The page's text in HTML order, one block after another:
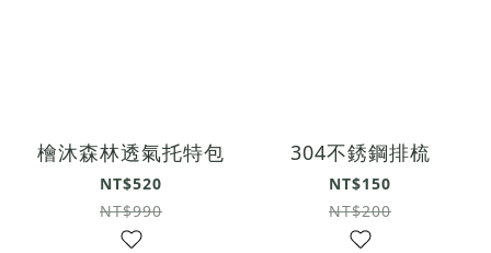
檜沐森林透氣托特包
NT$520
NT$990
304不銹鋼排梳
NT$150
NT$200